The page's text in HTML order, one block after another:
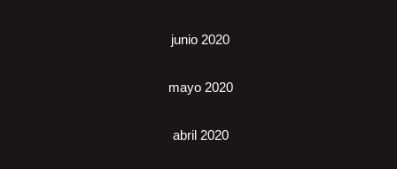
junio 2020
mayo 2020
abril 2020